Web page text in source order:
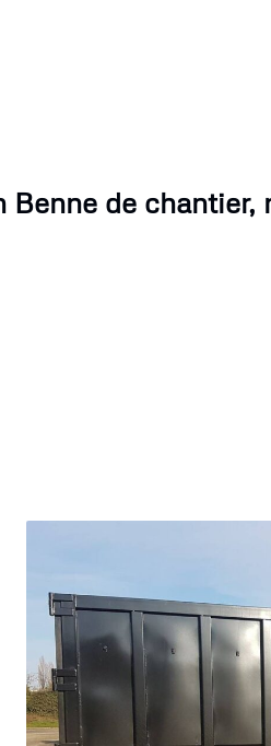
de chantier,